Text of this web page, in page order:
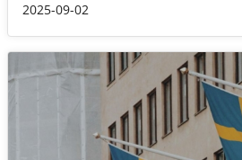
2025-09-02